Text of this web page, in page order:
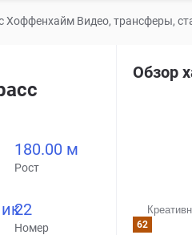
Хоффенхайм Видео, трансферы,
180.00 м
Рост
22
Номер
Обзор
62